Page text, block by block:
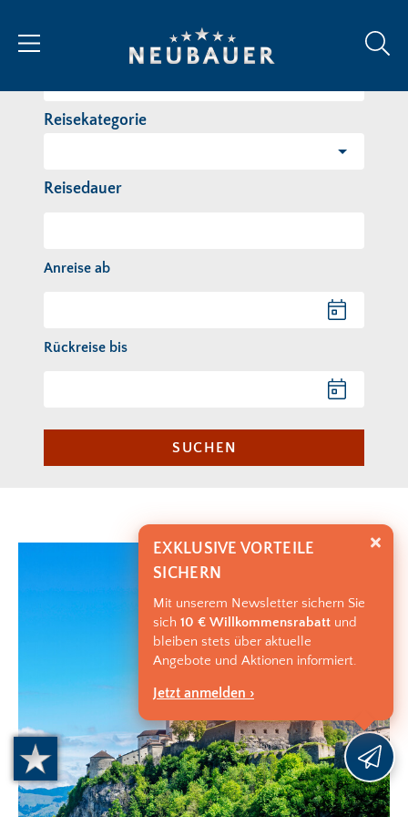
Reisekategorie
Reisedauer
Anreise ab
Rückreise bis
SUCHEN
EXKLUSIVE VORTEILE
SICHERN
Mit unserem Newsletter sichern Sie
sich 10 € Willkommensrabatt und
bleiben stets über aktuelle
Angebote und Aktionen informiert.
Jetzt anmelden ›